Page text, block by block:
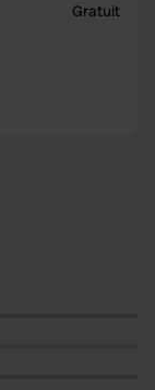
Gratuit